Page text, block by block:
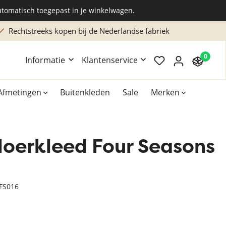
toegepast in je winkelwagen.
kopen bij de Nederlandse fabriek
Informatie Klantenservice 0
Buitenkleden Sale Merken
Overig
Accessoires
Four Seasons